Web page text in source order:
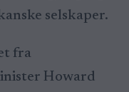
selskaper.
fra
Howard